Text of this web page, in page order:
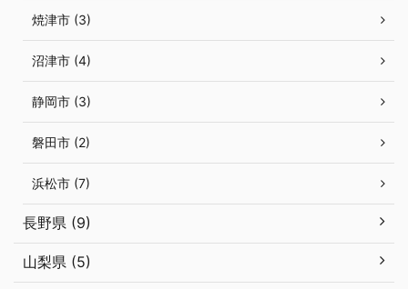
焼津市 (3)
沼津市 (4)
静岡市 (3)
磐田市 (2)
浜松市 (7)
長野県 (9)
山梨県 (5)